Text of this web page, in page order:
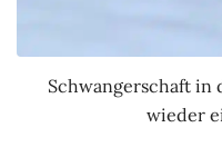
Schwangerschaft in
wieder